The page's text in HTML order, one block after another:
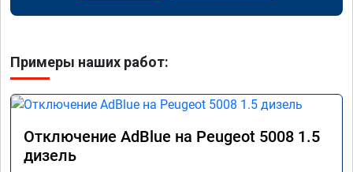
Примеры наших работ:
Отключение AdBlue на Peugeot 5008 1.5
дизель